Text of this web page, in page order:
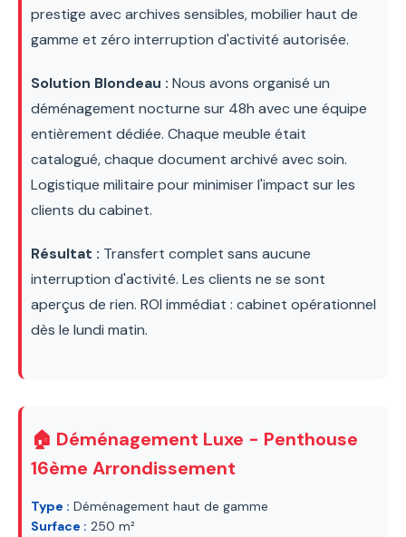
prestige avec archives sensibles, mobilier haut de
gamme et zéro interruption d'activité autorisée.
Solution Blondeau : Nous avons organisé un
déménagement nocturne sur 48h avec une équipe
entièrement dédiée. Chaque meuble était
catalogué, chaque document archivé avec soin.
Logistique militaire pour minimiser l'impact sur les
clients du cabinet.
Résultat : Transfert complet sans aucune
interruption d'activité. Les clients ne se sont
aperçus de rien. ROI immédiat : cabinet opérationnel
dès le lundi matin.
🏠 Déménagement Luxe - Penthouse
16ème Arrondissement
Type : Déménagement haut de gamme
Surface : 250 m²